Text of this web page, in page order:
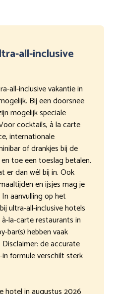
all-inclusive
all-inclusive vakantie in
Bij een doorsnee
mogelijk speciale
cocktails, à la carte
internationale
of drankjes bij de
toe een toeslag betalen.
er dan wél bij in. Ook
en ijsjes mag je
aanvulling op het
ultra-all-inclusive hotels
la-carte restaurants in
bar(s) hebben vaak
de accurate
formule verschilt sterk